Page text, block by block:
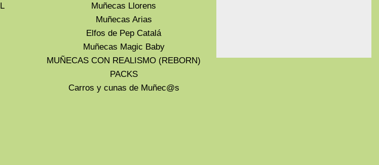
Muñecas Llorens
Muñecas Arias
Elfos de Pep Catalá
Muñecas Magic Baby
MUÑECAS CON REALISMO (REBORN)
PACKS
Carros y cunas de Muñec@s